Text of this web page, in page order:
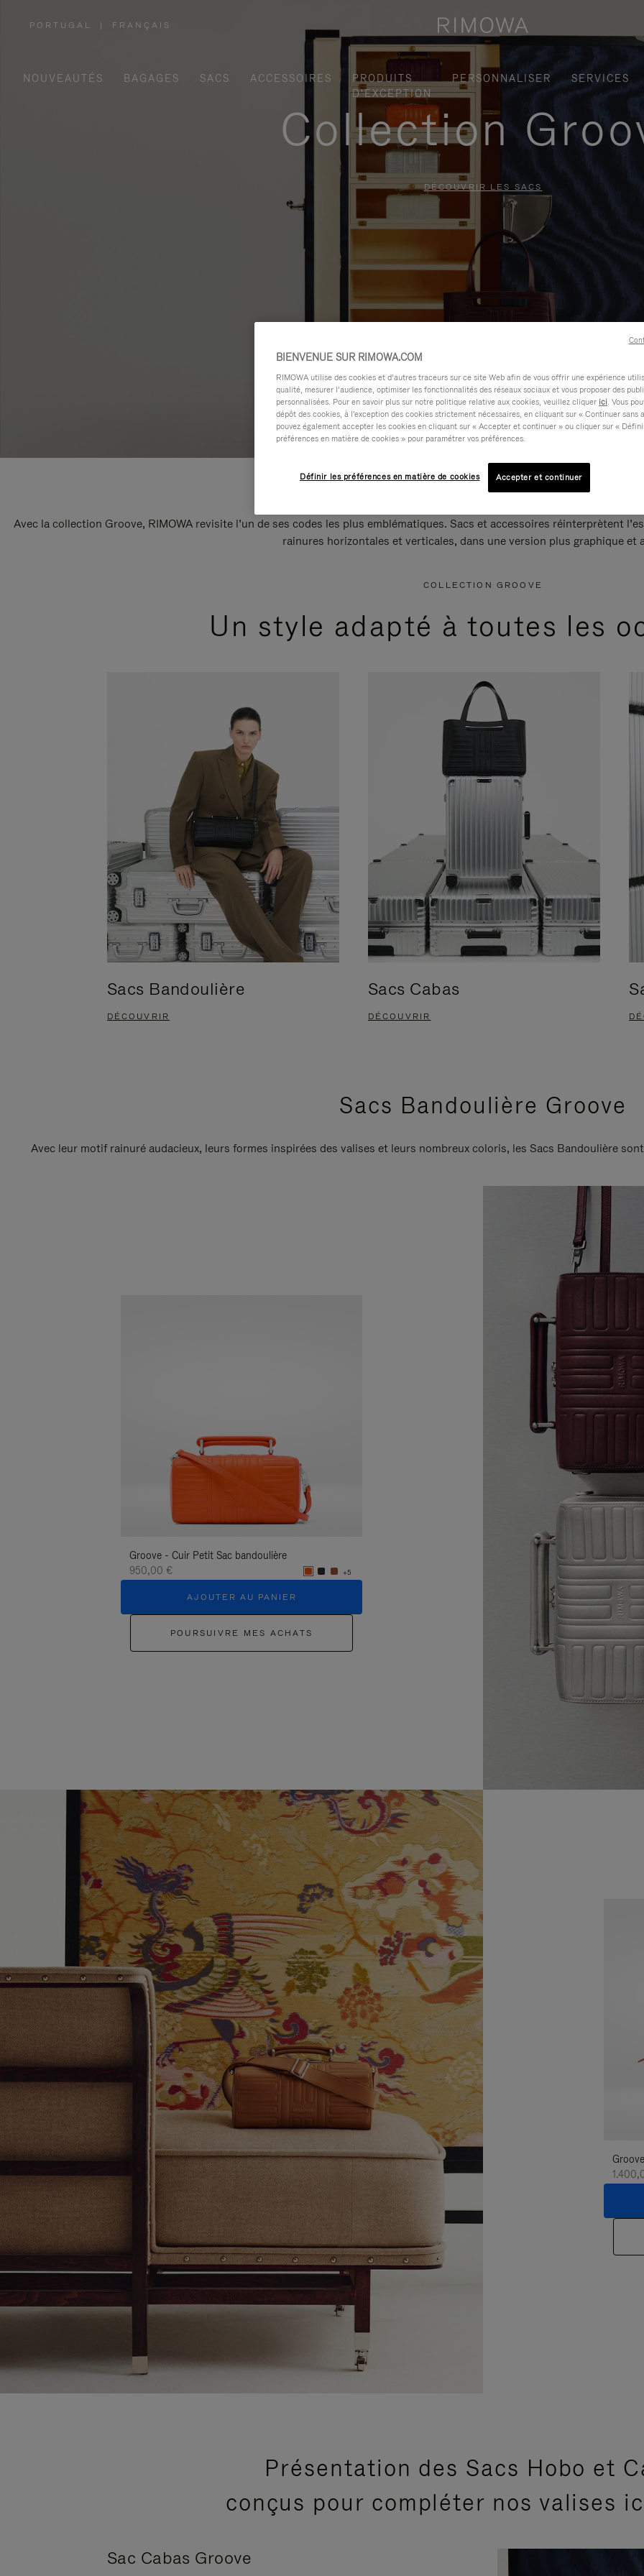
PORTUGAL
,
| FRANÇAIS
NOUVEAUTÉS BAGAGES SACS ACCESSOIRES
PRODUITS
D'EXCEPTION
PERSONNALISER SERVICES
Collection
DÉCOUVRIR LES SACS
Avec la collection Groove, RIMOWA revisite l’un de ses codes les plus emblématiques. Sacs et accessoires réinterprètent
rainures horizontales et verticales, dans une version plus graphique et
COLLECTION GROOVE
Un style adapté à toutes les
Sacs Bandoulière
DÉCOUVRIR
Sacs Cabas
DÉCOUVRIR
Sacs Bandoulière Groove
Avec leur motif rainuré audacieux, leurs formes inspirées des valises et leurs nombreux coloris, les Sacs Bandoulière
Groove - Cuir Petit Sac bandoulière
950,00 €
+5
AJOUTER AU PANIER
950,00
POURSUIVRE MES ACHATS
Présentation des Sacs Hobo et
conçus pour compléter nos valises
Sac Cabas Groove
BIENVENUE SUR RIMOWA.COM
RIMOWA utilise des cookies et d’autres traceurs sur ce site Web afin de vous offrir une expérience
qualité, mesurer l’audience, optimiser les fonctionnalités des réseaux sociaux et vous proposer des
personnalisées. Pour en savoir plus sur notre politique relative aux cookies, veuillez cliquer ici. Vous
dépôt des cookies, à l'exception des cookies strictement nécessaires, en cliquant sur « Continuer sans
pouvez également accepter les cookies en cliquant sur « Accepter et continuer » ou cliquer sur «
préférences en matière de cookies » pour paramétrer vos préférences.
Définir les préférences en matière de cookies Accepter et continuer